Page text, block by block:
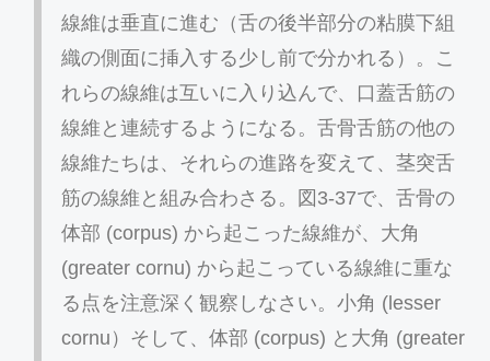
線維は垂直に進む（舌の後半部分の粘膜下組
織の側面に挿入する少し前で分かれる）。こ
れらの線維は互いに入り込んで、口蓋舌筋の
線維と連続するようになる。舌骨舌筋の他の
線維たちは、それらの進路を変えて、茎突舌
筋の線維と組み合わさる。図3-37で、舌骨の
体部 (corpus) から起こった線維が、大角
(greater cornu) から起こっている線維に重な
る点を注意深く観察しなさい。小角 (lesser
cornu）そして、体部 (corpus) と大角 (greater